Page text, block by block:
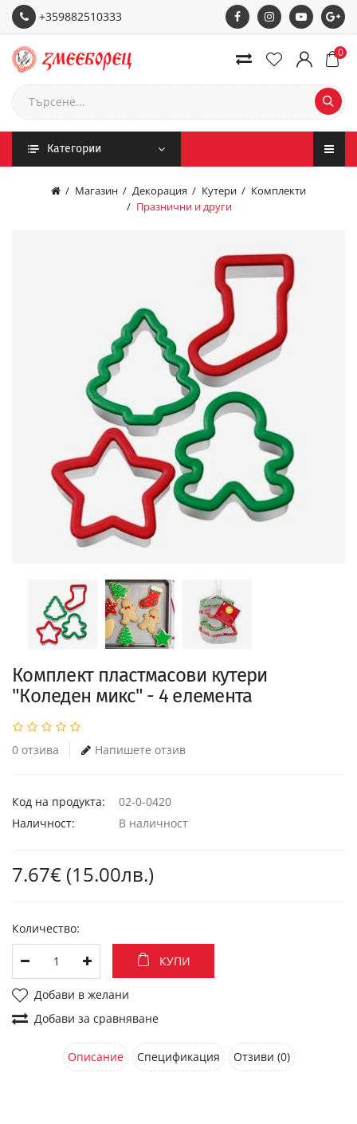
+359882510333
0
Категории
Магазин Декорация Кутери
Комплекти
Празнични и други
Комплект пластмасови кутери
"Коледен микс" - 4 елемента
0 отзива Напишете отзив
Код на продукта:
02-0-0420
Наличност:
В наличност
7.67€ (15.00лв.)
Количество:
КУПИ
Добави в желани
Добави за сравняване
Описание Спецификация Отзиви (0)